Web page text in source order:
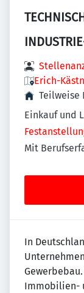
Erich-
Teilweise
Einkauf und
Mit
In
Immobilien-